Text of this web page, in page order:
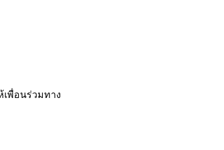
เพื่อนร่วมทาง